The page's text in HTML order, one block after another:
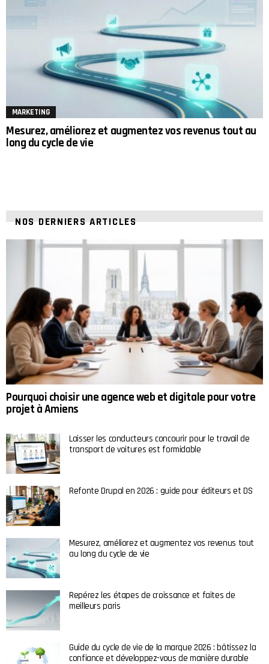
MARKETING
Mesurez, améliorez et augmentez vos revenus tout au
long du cycle de vie
NOS DERNIERS ARTICLES
Pourquoi choisir une agence web et digitale pour votre
projet à Amiens
Laisser les conducteurs concourir pour le travail de
transport de voitures est formidable
Refonte Drupal en 2026 : guide pour éditeurs et DS
Mesurez, améliorez et augmentez vos revenus tout
au long du cycle de vie
Repérez les étapes de croissance et faites de
meilleurs paris
Guide du cycle de vie de la marque 2026 : bâtissez la
confiance et développez-vous de manière durable